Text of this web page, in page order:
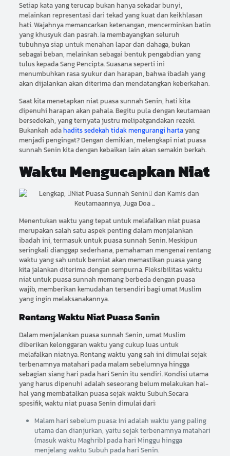
Setiap kata yang terucap bukan hanya sekadar bunyi,
melainkan representasi dari tekad yang kuat dan keikhlasan
hati. Wajahnya memancarkan ketenangan, mencerminkan batin
yang khusyuk dan pasrah. Ia membayangkan seluruh
tubuhnya siap untuk menahan lapar dan dahaga, bukan
sebagai beban, melainkan sebagai bentuk pengabdian yang
tulus kepada Sang Pencipta. Suasana seperti ini
menumbuhkan rasa syukur dan harapan, bahwa ibadah yang
akan dijalankan akan diterima dan mendatangkan keberkahan.
Saat kita menetapkan niat puasa sunnah Senin, hati kita
dipenuhi harapan akan pahala. Begitu pula dengan keutamaan
bersedekah, yang ternyata justru melipatgandakan rezeki.
Bukankah adahadits sedekah tidak mengurangi hartayang
menjadi pengingat? Dengan demikian, melengkapi niat puasa
sunnah Senin kita dengan kebaikan lain akan semakin berkah.
Waktu Mengucapkan Niat
Menentukan waktu yang tepat untuk melafalkan niat puasa
merupakan salah satu aspek penting dalam menjalankan
ibadah ini, termasuk untuk puasa sunnah Senin. Meskipun
seringkali dianggap sederhana, pemahaman mengenai rentang
waktu yang sah untuk berniat akan memastikan puasa yang
kita jalankan diterima dengan sempurna. Fleksibilitas waktu
niat untuk puasa sunnah memang berbeda dengan puasa
wajib, memberikan kemudahan tersendiri bagi umat Muslim
yang ingin melaksanakannya.
Rentang Waktu Niat Puasa Senin
Dalam menjalankan puasa sunnah Senin, umat Muslim
diberikan kelonggaran waktu yang cukup luas untuk
melafalkan niatnya. Rentang waktu yang sah ini dimulai sejak
terbenamnya matahari pada malam sebelumnya hingga
sebagian siang hari pada hari Senin itu sendiri. Kondisi utama
yang harus dipenuhi adalah seseorang belum melakukan hal-
hal yang membatalkan puasa sejak waktu Subuh.Secara
spesifik, waktu niat puasa Senin dimulai dari:
Malam hari sebelum puasa: Ini adalah waktu yang paling
utama dan dianjurkan, yaitu sejak terbenamnya matahari
(masuk waktu Maghrib) pada hari Minggu hingga
menjelang waktu Subuh pada hari Senin.